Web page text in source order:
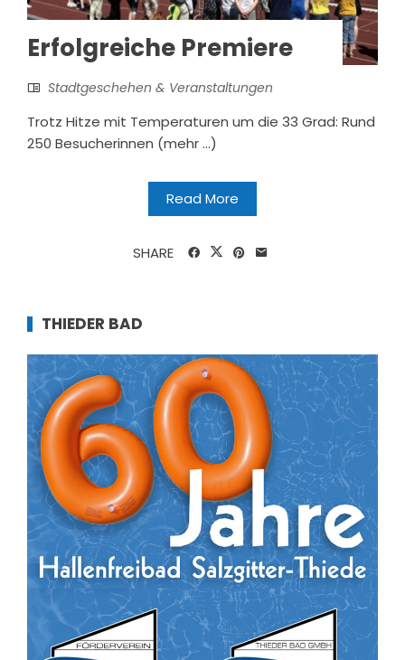
Erfolgreiche Premiere
Stadtgeschehen & Veranstaltungen
Trotz Hitze mit Temperaturen um die 33 Grad: Rund
250 Besucherinnen (mehr …)
Read More
SHARE
THIEDER BAD